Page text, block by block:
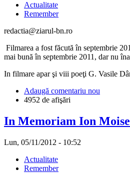
Actualitate
Remember
redactia@ziarul-bn.ro
Filmarea a fost făcută în septembrie
mai bună în septembrie 2011, dar nu
In filmare apar şi viii poeţi G. Vasile
Adaugă comentariu nou
4952 de afişări
In Memoriam Ion
Lun, 05/11/2012 - 10:52
Actualitate
Remember